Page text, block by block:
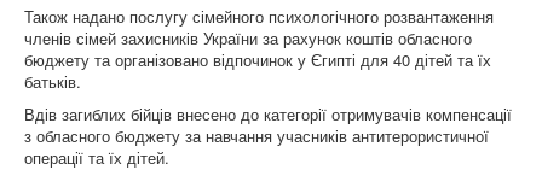
Також надано послугу сімейного психологічного розвантаження
членів сімей захисників України за рахунок коштів обласного
бюджету та організовано відпочинок у Єгипті для 40 дітей та їх
батьків.
Вдів загиблих бійців внесено до категорії отримувачів компенсації
з обласного бюджету за навчання учасників антитерористичної
операції та їх дітей.